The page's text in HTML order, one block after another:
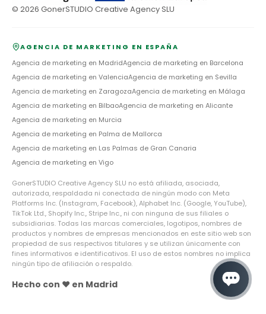
© 2026 GonerSTUDIO Creative Agency SLU
AGENCIA DE MARKETING EN ESPAÑA
Agencia de marketing en MadridAgencia de marketing en Barcelona
Agencia de marketing en ValenciaAgencia de marketing en Sevilla
Agencia de marketing en ZaragozaAgencia de marketing en Málaga
Agencia de marketing en BilbaoAgencia de marketing en Alicante
Agencia de marketing en Murcia
Agencia de marketing en Palma de Mallorca
Agencia de marketing en Las Palmas de Gran Canaria
Agencia de marketing en Vigo
GonerSTUDIO Creative Agency SLU no está afiliada, asociada,
autorizada, respaldada ni conectada de ningún modo con Meta
Platforms Inc. (Instagram, Facebook), Alphabet Inc. (Google, YouTube),
TikTok Ltd., Shopify Inc., Stripe Inc., ni con ninguna de sus filiales o
subsidiarias. Todas las marcas comerciales, logotipos, nombres de
productos y nombres de empresas mencionados en este sitio web son
propiedad de sus respectivos titulares y se utilizan únicamente con
fines informativos e identificativos. El uso de estos nombres no implica
ningún tipo de afiliación o respaldo.
Hecho con ❤️ en Madrid